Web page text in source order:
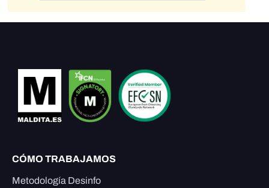
CÓMO TRABAJAMOS
Metodología Desinfo